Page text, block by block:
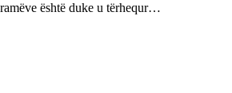
është duke u tërhequr…